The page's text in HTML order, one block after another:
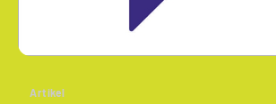
Artikel